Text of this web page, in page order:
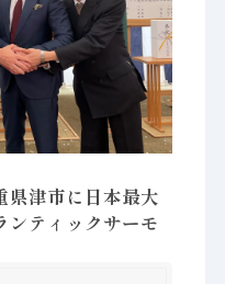
県津市に日本最大
ティックサーモ